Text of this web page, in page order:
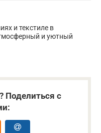
и текстиле в
и уютный
Поделиться с